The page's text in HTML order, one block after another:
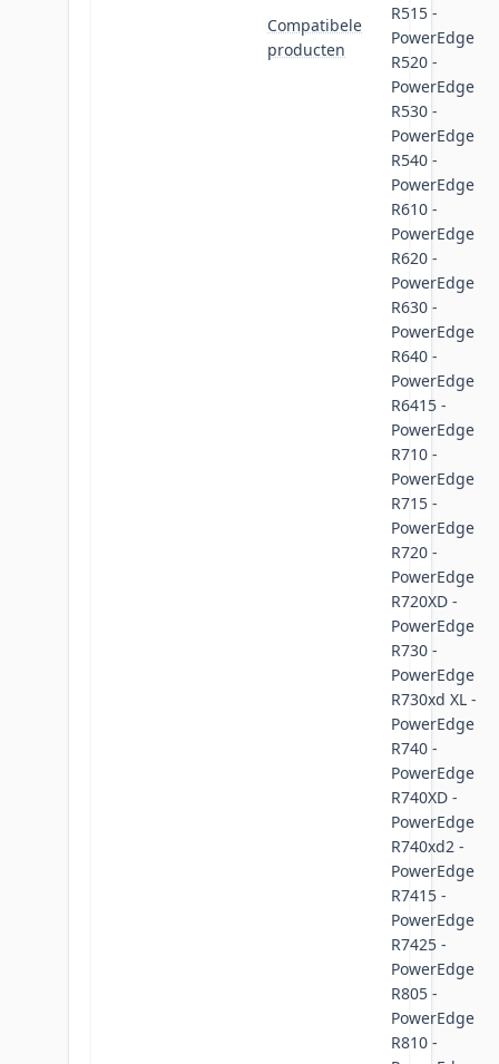
Compatibele
producten
R515 -
PowerEdge
R520 -
PowerEdge
R530 -
PowerEdge
R540 -
PowerEdge
R610 -
PowerEdge
R620 -
PowerEdge
R630 -
PowerEdge
R640 -
PowerEdge
R6415 -
PowerEdge
R710 -
PowerEdge
R715 -
PowerEdge
R720 -
PowerEdge
R720XD -
PowerEdge
R730 -
PowerEdge
R730xd XL -
PowerEdge
R740 -
PowerEdge
R740XD -
PowerEdge
R740xd2 -
PowerEdge
R7415 -
PowerEdge
R7425 -
PowerEdge
R805 -
PowerEdge
R810 -